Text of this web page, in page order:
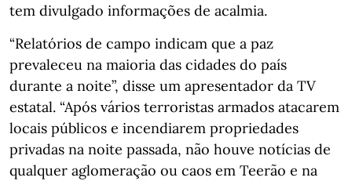
tem divulgado informações de acalmia.
“Relatórios de campo indicam que a paz
prevaleceu na maioria das cidades do país
durante a noite”, disse um apresentador da TV
estatal. “Após vários terroristas armados atacarem
locais públicos e incendiarem propriedades
privadas na noite passada, não houve notícias de
qualquer aglomeração ou caos em Teerão e na